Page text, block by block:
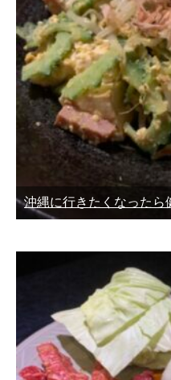
沖縄に行きたくなったら